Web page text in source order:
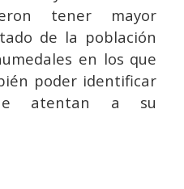
tener mayor
de la población
en los que
poder identificar
atentan a su